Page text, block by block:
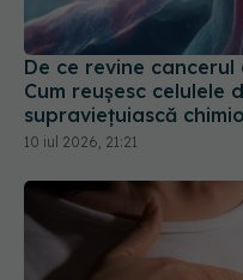
De ce revine
Cum reușesc celulele
supraviețuiască
10 iul 2026, 21:21